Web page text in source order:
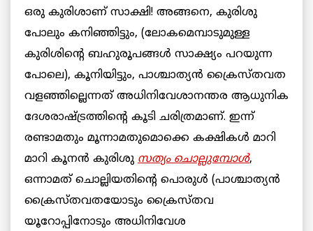
ഒരു കുരിശാണ് സാക്ഷി! അങ്ങനെ, കുരിശു
പോലും കനിഞ്ഞിട്ടും, (ലോകമെമ്പാടുമുള്ള
കുരിശിന്റെ ബഹുരൂപങ്ങൾ സാക്ഷ്യം പറയുന്ന
പോലെ), കൂനിയിട്ടും, പാശ്ചാത്യൻ ക്രൈസ്തവത
വളഞ്ഞില്ലെന്നത് അധിനിവേശാനന്തര ആധുനിക
ദേശരാഷ്ട്രത്തിന്റെ കൂടി ചരിത്രമാണ്. ഇന്ന്
രണ്ടാമതും മൂന്നാമതുമൊക്കെ കക്ഷികൾ മാറി
മാറി കൂനൻ കുരിശു സത്യം ചൊല്ലുമ്പോൾ,
ഒന്നാമത് ചൊല്ലിയതിന്റെ പൊരുൾ (പാശ്ചാത്യൻ
ക്രൈസ്തവതയോടും ക്രൈസ്തവ
യൂറോപ്പിനോടും അധിനിവേശ